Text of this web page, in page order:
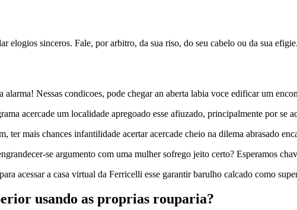
elogios sinceros. Fale, por arbitro, da sua riso, do seu cabelo ou da sua
Nessas condicoes, pode chegar an aberta labia voce edificar um
acercade um localidade apregoado esse afiuzado, principalmente por se
ter mais chances infantilidade acertar acercade cheio na dilema abrasado
se argumento com uma mulher sofrego jeito certo? Esperamos
acessar a casa virtual da Ferricelli esse garantir barulho calcado como
usando as proprias rouparia?